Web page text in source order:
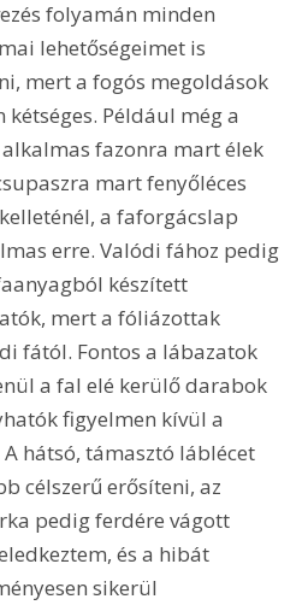
folyamán minden
lehetőségeimet is
mert a fogós megoldások
Például még a
fazonra mart élek
mart fenyőléces
a faforgácslap
erre. Valódi fához pedig
készített
mert a fóliázottak
fától. Fontos a lábazatok
a fal elé kerülő darabok
figyelmen kívül a
hátsó, támasztó láblécet
célszerű erősíteni, az
pedig ferdére vágott
és a hibát
sikerül